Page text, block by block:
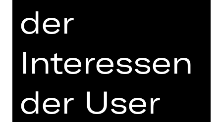
Altersempfehlung: ab 9. Klasse /
Hinweis auf sensible Inhalte
der berühmtesten und berührendsten
Geschichten des Opernrepertoires.
verzweifelt um ihr Recht auf ein wenig
Glück kämpft. In Alfredo scheint sie
der
Interessen
der User